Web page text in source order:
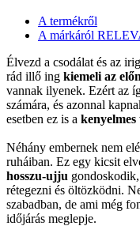
A termékről
A márkáról
Élvezd a csodálat és az
rád illő ing kiemeli az
vannak ilyenek. Ezért az
számára, és azonnal
esetben ez is a kenyelmes
Néhány embernek nem
ruháiban. Ez egy kicsit
hosszu-ujju
rétegezni és öltözködni.
szabadban, de ami még
időjárás meglepje.